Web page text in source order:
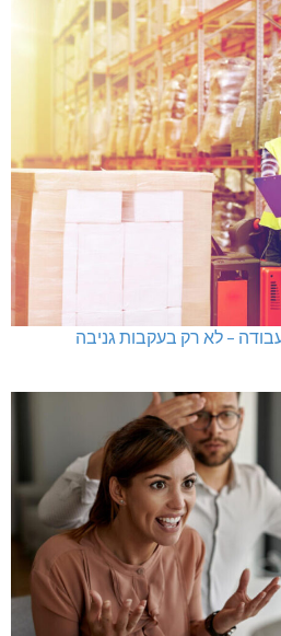
– לא רק בעקבות גניבה